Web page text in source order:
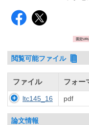
固定
閲覧可能ファイル
ファイル フォー
ltc145_16 pdf
論文情報